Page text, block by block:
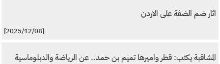
اثار ضم الضفة على الاردن
[2025/12/08]
المشاقبة يكتب: قطر واميرها تميم بن حمد.. عن الرياضة والدبلوماسية